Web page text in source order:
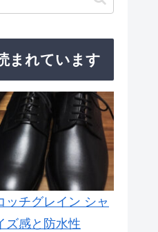
まれています
ッチグレイン シャ
ズ感と防水性